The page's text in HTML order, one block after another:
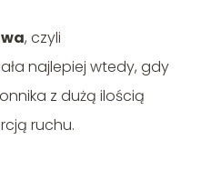
, czyli
najlepiej wtedy, gdy
z dużą ilością
ruchu.